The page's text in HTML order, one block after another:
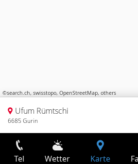
©search.ch, swisstopo, OpenStreetMap, others
Ufum Rümtschi
6685 Gurin
Tel Wetter Karte